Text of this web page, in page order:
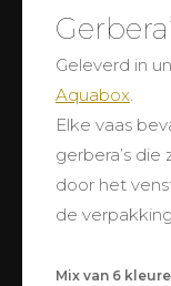
Geleverd in
Aquabox.
Elke vaas
gerbera’s
door het
de
Mix van 6